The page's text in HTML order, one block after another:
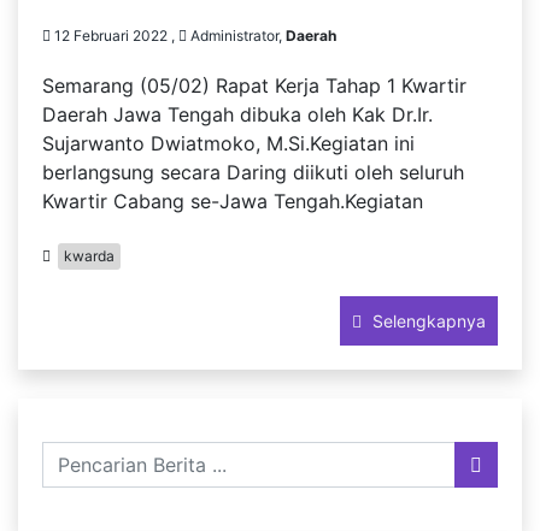
12 Februari 2022 , Administrator, Daerah
Semarang (05/02) Rapat Kerja Tahap 1 Kwartir
Daerah Jawa Tengah dibuka oleh Kak Dr.Ir.
Sujarwanto Dwiatmoko, M.Si.Kegiatan ini
berlangsung secara Daring diikuti oleh seluruh
Kwartir Cabang se-Jawa Tengah.Kegiatan
kwarda
Selengkapnya